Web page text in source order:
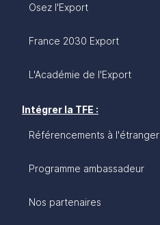
Osez l'Export
France 2030 Export
L'Académie de l'Export
Intégrer la TFE :
Référencements à l'étranger
Programme ambassadeur
Nos partenaires